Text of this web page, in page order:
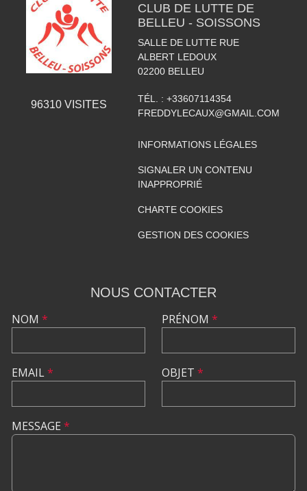
96310VISITES
CLUB DE LUTTE DE
BELLEU - SOISSONS
SALLE DE LUTTE RUE
ALBERT LEDOUX
02200 BELLEU
TÉL. : +33607114354
FREDDYLECAUX@GMAIL.COM
INFORMATIONS LÉGALES
SIGNALER UN CONTENU
INAPPROPRIÉ
CHARTE COOKIES
GESTION DES COOKIES
NOUS CONTACTER
NOM *
EMAIL*
PRÉNOM *
OBJET *
MESSAGE *